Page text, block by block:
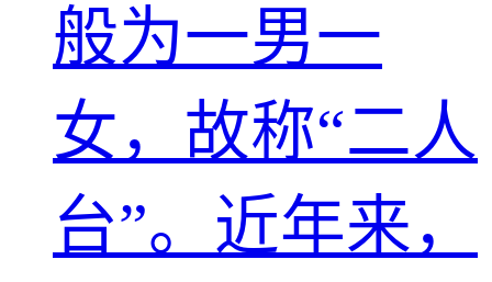
般为一男一
女，故称“二人
台”。近年来，